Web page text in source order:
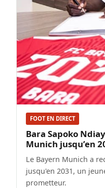
FOOT EN DIRECT
Bara Sapoko
Munich jusqu’en
Le Bayern Munich a
jusqu'en 2031, un
prometteur.